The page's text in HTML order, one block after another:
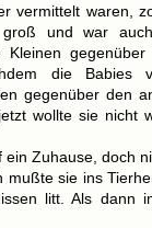
vermittelt waren,
und war
gegenüber
die Babies
gegenüber den
wollte sie nicht
Zuhause, doch
mußte sie ins
litt. Als dann